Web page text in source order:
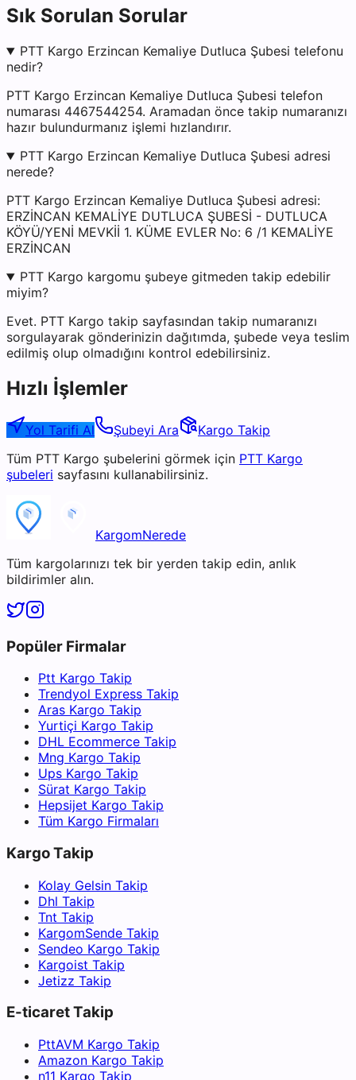
Sık Sorulan Sorular
PTT Kargo Erzincan Kemaliye Dutluca Şubesi telefonu
nedir?
PTT Kargo Erzincan Kemaliye Dutluca Şubesi telefon
numarası 4467544254. Aramadan önce takip numaranızı
hazır bulundurmanız işlemi hızlandırır.
PTT Kargo Erzincan Kemaliye Dutluca Şubesi adresi
nerede?
PTT Kargo Erzincan Kemaliye Dutluca Şubesi adresi:
ERZİNCAN KEMALİYE DUTLUCA ŞUBESİ - DUTLUCA
KÖYÜ/YENİ MEVKİİ 1. KÜME EVLER No: 6 /1 KEMALİYE
ERZİNCAN
PTT Kargo kargomu şubeye gitmeden takip edebilir
miyim?
Evet. PTT Kargo takip sayfasından takip numaranızı
sorgulayarak gönderinizin dağıtımda, şubede veya teslim
edilmiş olup olmadığını kontrol edebilirsiniz.
Hızlı İşlemler
Yol Tarifi Al Şubeyi Ara
Kargo Takip
Tüm PTT Kargo şubelerini görmek için PTT Kargo
şubeleri sayfasını kullanabilirsiniz.
KargomNerede
Tüm kargolarınızı tek bir yerden takip edin, anlık
bildirimler alın.
Popüler Firmalar
Ptt Kargo Takip
Trendyol Express Takip
Aras Kargo Takip
Yurtiçi Kargo Takip
DHL Ecommerce Takip
Mng Kargo Takip
Ups Kargo Takip
Sürat Kargo Takip
Hepsijet Kargo Takip
Tüm Kargo Firmaları
Kargo Takip
Kolay Gelsin Takip
Dhl Takip
Tnt Takip
KargomSende Takip
Sendeo Kargo Takip
Kargoist Takip
Jetizz Takip
E-ticaret Takip
PttAVM Kargo Takip
Amazon Kargo Takip
n11 Kargo Takip